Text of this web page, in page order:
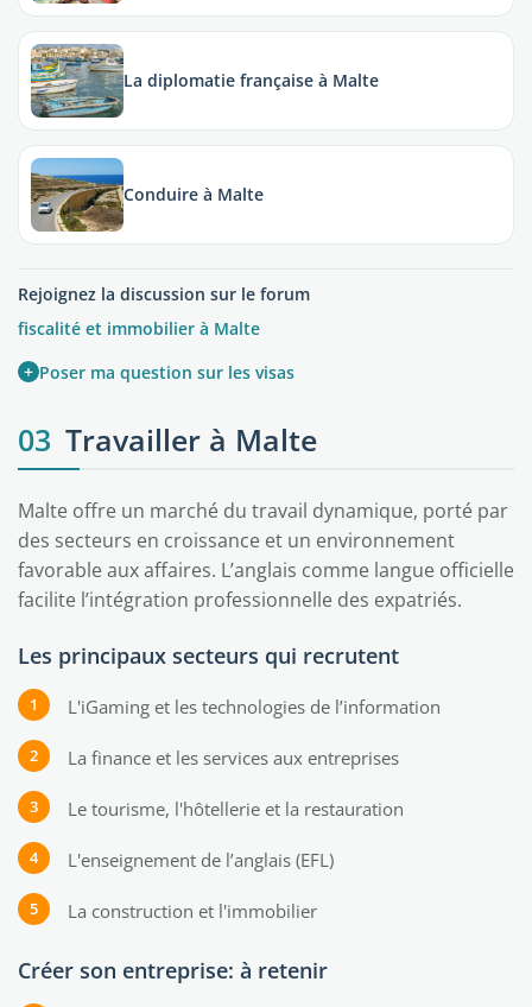
La diplomatie française à Malte
Conduire à Malte
Rejoignez la discussion sur le forum
fiscalité et immobilier à Malte
+ Poser ma question sur les visas
03 Travailler à Malte
Malte offre un marché du travail dynamique, porté par
des secteurs en croissance et un environnement
favorable aux affaires. L’anglais comme langue officielle
facilite l’intégration professionnelle des expatriés.
Les principaux secteurs qui recrutent
L'iGaming et les technologies de l’information
La finance et les services aux entreprises
Le tourisme, l'hôtellerie et la restauration
L'enseignement de l’anglais (EFL)
La construction et l'immobilier
Créer son entreprise: à retenir